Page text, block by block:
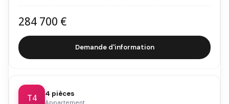
284 700 €
Demande d'information
T4 4 pièces